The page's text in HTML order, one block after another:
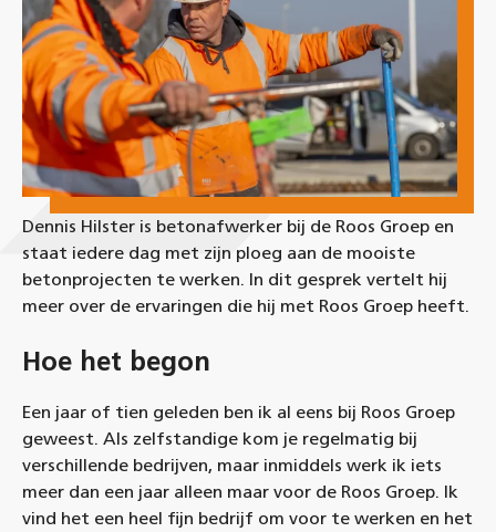
Dennis Hilster is betonafwerker bij de Roos Groep en
staat iedere dag met zijn ploeg aan de mooiste
betonprojecten te werken. In dit gesprek vertelt hij
meer over de ervaringen die hij met Roos Groep heeft.
Hoe het begon
Een jaar of tien geleden ben ik al eens bij Roos Groep
geweest. Als zelfstandige kom je regelmatig bij
verschillende bedrijven, maar inmiddels werk ik iets
meer dan een jaar alleen maar voor de Roos Groep. Ik
vind het een heel fijn bedrijf om voor te werken en het